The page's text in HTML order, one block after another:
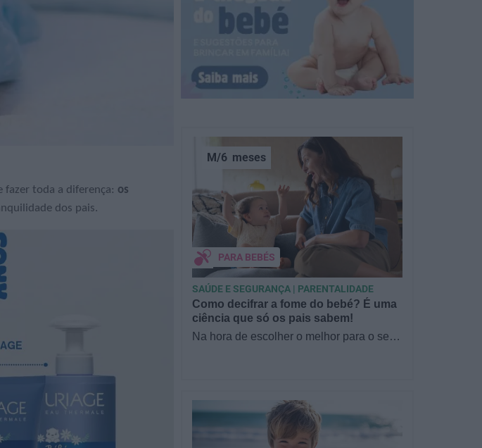
fazer toda a diferença: os
dos pais.
Como decifrar a fome do bebé? É uma
ciência que só os pais sabem!
Na hora de escolher o melhor para o seu
M/6 meses
PARA BEBÉS
SAÚDE E SEGURANÇA | PARENTALIDADE